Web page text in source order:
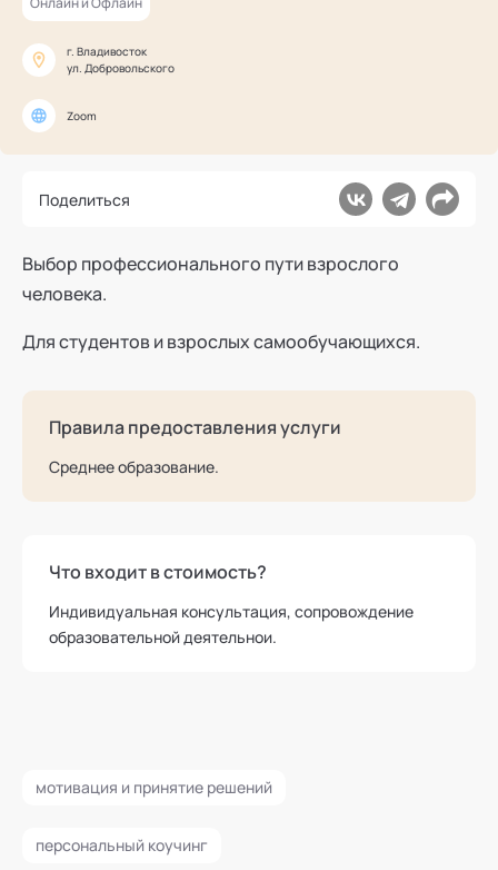
г. Владивосток
ул. Добровольского
Zoom
Поделиться
Выбор профессионального пути взрослого
человека.
Для студентов и взрослых самообучающихся.
Правила предоставления услуги
Среднее образование.
Что входит в стоимость?
Индивидуальная консультация, сопровождение
образовательной деятельнои.
мотивация и принятие решений
персональный коучинг
Профессионалам
Поддержка